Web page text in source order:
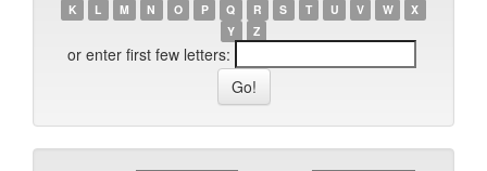
K
L M N O P Q R S T U V W
X
Y
Z
or enter first few letters: